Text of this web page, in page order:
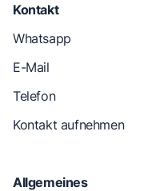
Kontakt
Whatsapp
E-Mail
Telefon
Kontakt aufnehmen
Allgemeines